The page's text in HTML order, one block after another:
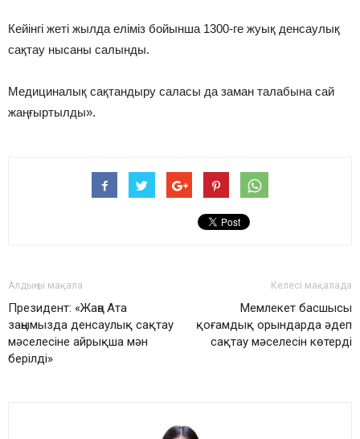
Кейінгі жеті жылда еліміз бойынша 1300-ге жуық денсаулық
сақтау нысаны салынды.
Медициналық сақтандыру саласы да заман талабына сай
жаңғыртылды».
Алдыңғы мақала
️Президент: «Жаңа Ата
заңымызда денсаулық сақтау
мәселесіне айрықша мән
берілді»
Келесі мақалада
Мемлекет басшысы
қоғамдық орындарда әдеп
сақтау мәселесін көтерді